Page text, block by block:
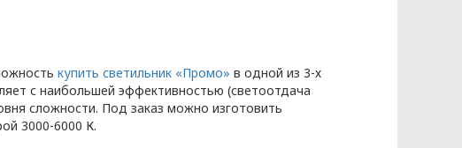
купить светильник «Промо» в одной из 3-х
с наибольшей эффективностью (светоотдача
сложности. Под заказ можно изготовить
3000-6000 К.